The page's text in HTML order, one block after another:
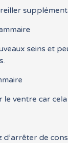
seins et
ventre car
de